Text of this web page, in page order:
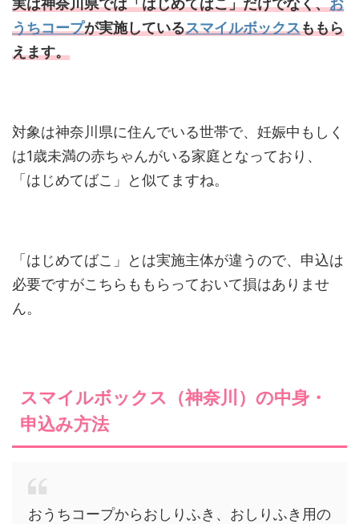
うちコープが実施しているスマイルボックスももら
えます。
対象は神奈川県に住んでいる世帯で、妊娠中もしく
は1歳未満の赤ちゃんがいる家庭となっており、
「はじめてばこ」と似てますね。
「はじめてばこ」とは実施主体が違うので、申込は
必要ですがこちらももらっておいて損はありませ
ん。
スマイルボックス（神奈川）の中身・
申込み方法
おうちコープからおしりふき、おしりふき用の